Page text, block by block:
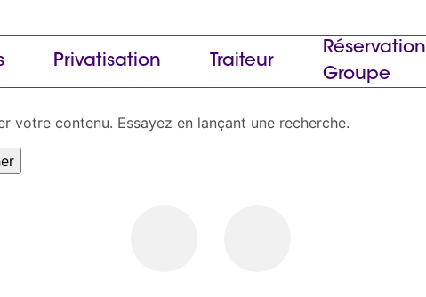
Privatisation Traiteur
Réservation
Groupe
votre contenu. Essayez en lançant une recherche.